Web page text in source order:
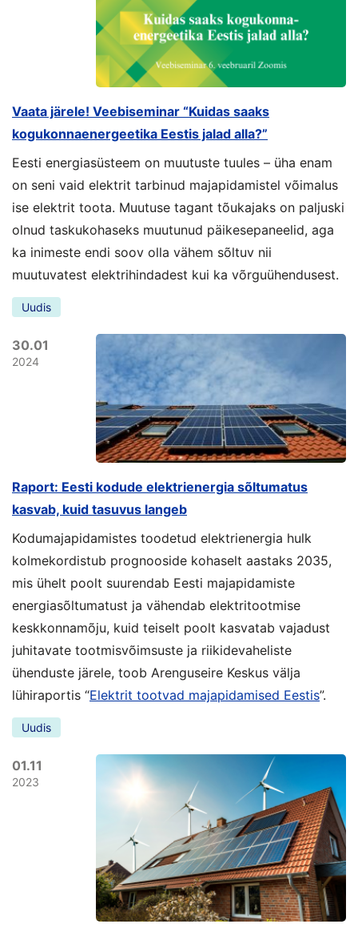
Vaata järele! Veebiseminar “Kuidas saaks
kogukonnaenergeetika Eestis jalad alla?”
Eesti energiasüsteem on muutuste tuules – üha enam
on seni vaid elektrit tarbinud majapidamistel võimalus
ise elektrit toota. Muutuse tagant tõukajaks on paljuski
olnud taskukohaseks muutunud päikesepaneelid, aga
ka inimeste endi soov olla vähem sõltuv nii
muutuvatest elektrihindadest kui ka võrguühendusest.
Uudis
30.01
2024
Raport: Eesti kodude elektrienergia sõltumatus
kasvab, kuid tasuvus langeb
Kodumajapidamistes toodetud elektrienergia hulk
kolmekordistub prognooside kohaselt aastaks 2035,
mis ühelt poolt suurendab Eesti majapidamiste
energiasõltumatust ja vähendab elektritootmise
keskkonnamõju, kuid teiselt poolt kasvatab vajadust
juhitavate tootmisvõimsuste ja riikidevaheliste
ühenduste järele, toob Arenguseire Keskus välja
lühiraportis “Elektrit tootvad majapidamised Eestis”.
Uudis
01.11
2023